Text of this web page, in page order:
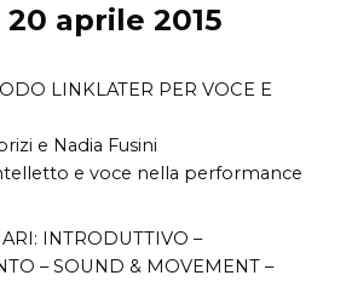
aprile 2015
LINKLATER PER VOCE E
e Nadia Fusini
e voce nella performance
INTRODUTTIVO –
– SOUND & MOVEMENT –